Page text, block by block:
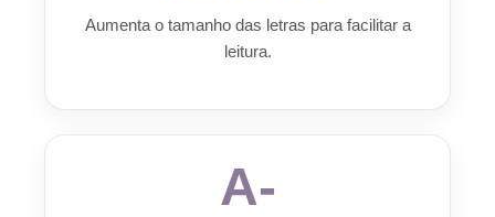
Aumenta o tamanho das letras para facilitar a
leitura.
A-